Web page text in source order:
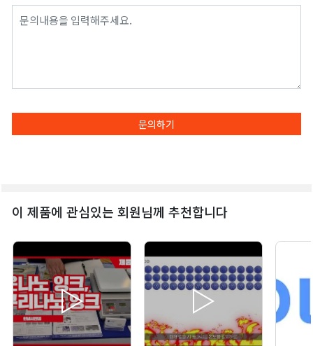
문의하기
이 제품에 관심있는 회원님께 추천합니다